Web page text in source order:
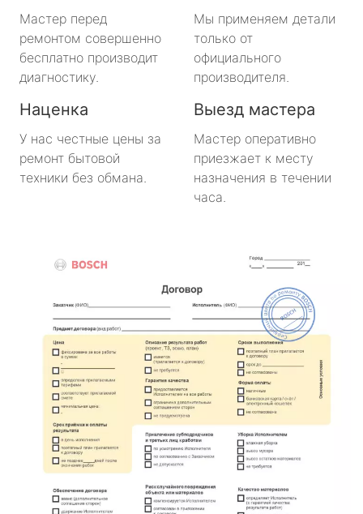
Мастер перед
ремонтом совершенно
бесплатно производит
диагностику.
Мы применяем детали
только от
официального
производителя.
Наценка
У нас честные цены за
ремонт бытовой
техники без обмана.
Выезд мастера
Мастер оперативно
приезжает к месту
назначения в течении
часа.